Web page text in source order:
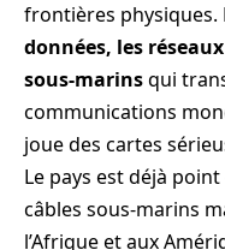
frontières physiques.
données, les
sous-marinsqui
communications
joue des cartes
Le pays est déjà
câbles sous-marins
l’Afrique et aux